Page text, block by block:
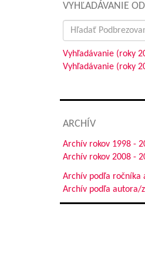
VYHĽADÁVANIE
Search
for:
Vyhľadávanie (roky
Vyhľadávanie (roky
ARCHÍV
Archív rokov 1998 -
Archív rokov 2008 -
Archív podľa ročníka
Archív podľa autora/